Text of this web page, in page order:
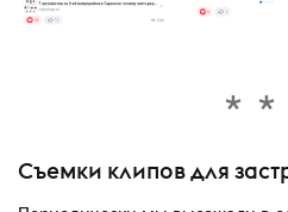
Съемки клипов для